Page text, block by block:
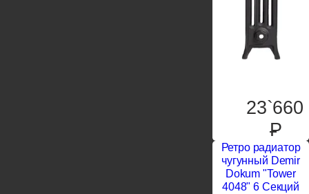
23`660
P
Ретро радиатор
чугунный Demir
Dokum "Tower
4048" 6 Секций